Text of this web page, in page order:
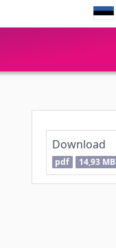
Download
pdf 14,93 MB